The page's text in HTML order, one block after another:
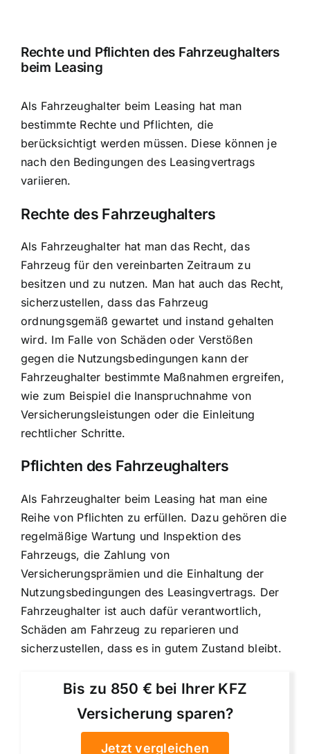
Rechte und Pflichten des Fahrzeughalters
beim Leasing
Als Fahrzeughalter beim Leasing hat man
bestimmte Rechte und Pflichten, die
berücksichtigt werden müssen. Diese können je
nach den Bedingungen des Leasingvertrags
variieren.
Rechte des Fahrzeughalters
Als Fahrzeughalter hat man das Recht, das
Fahrzeug für den vereinbarten Zeitraum zu
besitzen und zu nutzen. Man hat auch das Recht,
sicherzustellen, dass das Fahrzeug
ordnungsgemäß gewartet und instand gehalten
wird. Im Falle von Schäden oder Verstößen
gegen die Nutzungsbedingungen kann der
Fahrzeughalter bestimmte Maßnahmen ergreifen,
wie zum Beispiel die Inanspruchnahme von
Versicherungsleistungen oder die Einleitung
rechtlicher Schritte.
Pflichten des Fahrzeughalters
Als Fahrzeughalter beim Leasing hat man eine
Reihe von Pflichten zu erfüllen. Dazu gehören die
regelmäßige Wartung und Inspektion des
Fahrzeugs, die Zahlung von
Versicherungsprämien und die Einhaltung der
Nutzungsbedingungen des Leasingvertrags. Der
Fahrzeughalter ist auch dafür verantwortlich,
Schäden am Fahrzeug zu reparieren und
sicherzustellen, dass es in gutem Zustand bleibt.
Bis zu 850 € bei Ihrer KFZ
Versicherung sparen?
Jetzt vergleichen